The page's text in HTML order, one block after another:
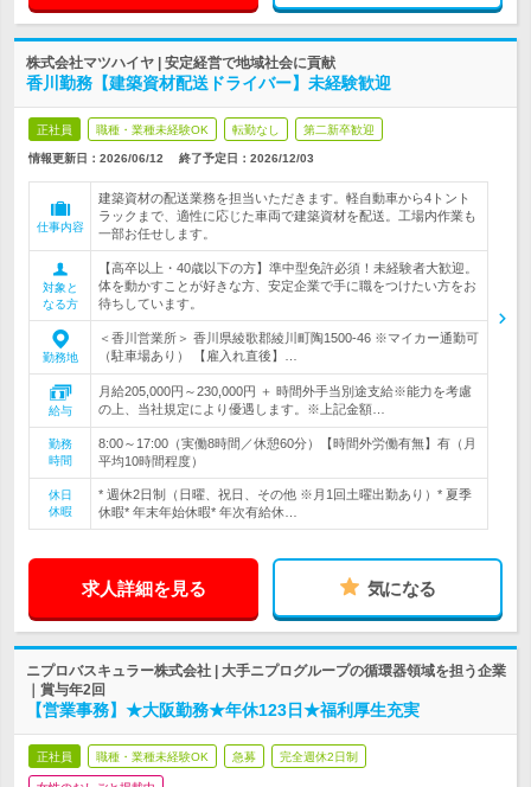
株式会社マツハイヤ | 安定経営で地域社会に貢献
香川勤務【建築資材配送ドライバー】未経験歓迎
正社員 職種・業種未経験OK 転勤なし 第二新卒歓迎
情報更新日：2026/06/12 終了予定日： 2026/12/03
仕事内容
建築資材の配送業務を担当いただきます。軽自動車から4トント
ラックまで、適性に応じた車両で建築資材を配送。工場内作業も
一部お任せします。
対象と
なる方
【高卒以上・40歳以下の方】準中型免許必須！未経験者大歓迎。
体を動かすことが好きな方、安定企業で手に職をつけたい方をお
待ちしています。
勤務地
＜香川営業所＞ 香川県綾歌郡綾川町陶1500-46 ※マイカー通勤可
（駐車場あり） 【雇入れ直後】…
給与
月給205,000円～230,000円 ＋ 時間外手当別途支給※能力を考慮
の上、当社規定により優遇します。※上記金額…
勤務
時間
8:00～17:00（実働8時間／休憩60分）【時間外労働有無】有（月
平均10時間程度）
休日
休暇
* 週休2日制（日曜、祝日、その他 ※月1回土曜出勤あり）* 夏季
休暇* 年末年始休暇* 年次有給休…
求人詳細を見る 気になる
ニプロバスキュラー株式会社 | 大手ニプログループの循環器領域を担う企業
｜賞与年2回
【営業事務】★大阪勤務★年休123日★福利厚生充実
正社員 職種・業種未経験OK 急募 完全週休2日制